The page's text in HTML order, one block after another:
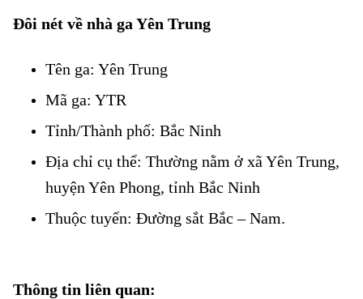
Đôi nét về nhà ga Yên Trung
Tên ga: Yên Trung
Mã ga: YTR
Tỉnh/Thành phố: Bắc Ninh
Địa chỉ cụ thể: Thường nằm ở xã Yên Trung,
huyện Yên Phong, tỉnh Bắc Ninh
Thuộc tuyến: Đường sắt Bắc – Nam.
Thông tin liên quan: